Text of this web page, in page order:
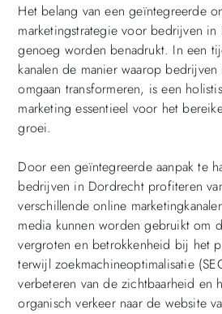
Het belang van een geïntegreerde
marketingstrategie voor bedrijven
genoeg worden benadrukt. In een
kanalen de manier waarop
omgaan transformeren, is een
marketing essentieel voor het
groei.
Door een geïntegreerde aanpak te
bedrijven in Dordrecht profiteren
verschillende online
media kunnen worden gebruikt om
vergroten en betrokkenheid bij het
terwijl zoekmachineoptimalisatie
verbeteren van de zichtbaarheid en
organisch verkeer naar de website